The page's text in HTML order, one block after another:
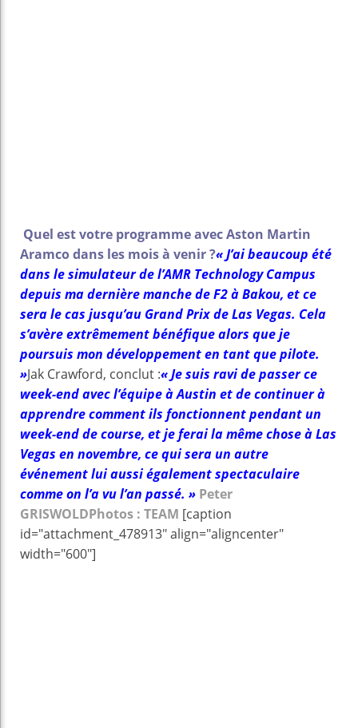
Quel est votre programme avec Aston Martin
Aramco dans les mois à venir ?« J’ai beaucoup été
dans le simulateur de l’AMR Technology Campus
depuis ma dernière manche de F2 à Bakou, et ce
sera le cas jusqu’au Grand Prix de Las Vegas. Cela
s’avère extrêmement bénéfique alors que je
poursuis mon développement en tant que pilote.
»Jak Crawford, conclut :« Je suis ravi de passer ce
week-end avec l’équipe à Austin et de continuer à
apprendre comment ils fonctionnent pendant un
week-end de course, et je ferai la même chose à Las
Vegas en novembre, ce qui sera un autre
événement lui aussi également spectaculaire
comme on l’a vu l’an passé. » Peter
GRISWOLDPhotos : TEAM [caption
id="attachment_478913" align="aligncenter"
width="600"]